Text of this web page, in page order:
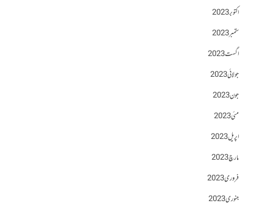
اکتوبر 2023
ستمبر 2023
اگست 2023
جولائی 2023
جون 2023
مئی 2023
اپریل 2023
مارچ 2023
فروری 2023
جنوری 2023